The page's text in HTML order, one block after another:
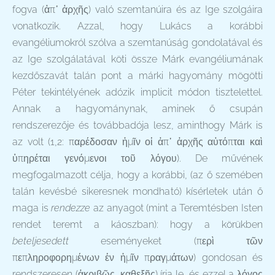
fogva (ἀπ᾽ ἀρχῆς) való szemtanúira és az Ige szolgáira
vonatkozik. Azzal, hogy Lukács a korábbi
evangéliumokról szólva a szemtanúság gondolatával és
az Ige szolgálatával köti össze Márk evangéliumának
kezdőszavát talán pont a márki hagyomány mögötti
Péter tekintélyének adózik implicit módon tisztelettel.
Annak a hagyománynak, aminek ő csupán
rendszerezője és továbbadója lesz, aminthogy Márk is
az volt (1,2: παρέδοσαν ἡμῖν οἱ ἀπ᾽ ἀρχῆς αὐτόπται καὶ
ὑπηρέται γενόμενοι τοῦ λόγου). De művének
megfogalmazott célja, hogy a korábbi, (az ő szemében
talán kevésbé sikeresnek mondható) kísérletek után ő
maga isrendezze az anyagot (mint a Teremtésben Isten
rendet teremt a káoszban): hogy a körükben
beteljesedett eseményeket (περὶ τῶν
πεπληροφορημένων ἐν ἡμῖν πραγμάτων) gondosan és